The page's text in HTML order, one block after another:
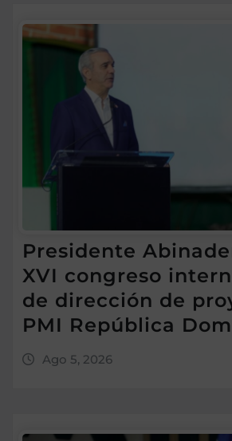
Presidente
XVI congreso
de dirección de
PMI República
Ago 5, 2026